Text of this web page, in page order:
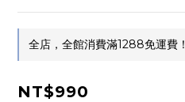
全店，全館消費滿1288免運費！
NT$990